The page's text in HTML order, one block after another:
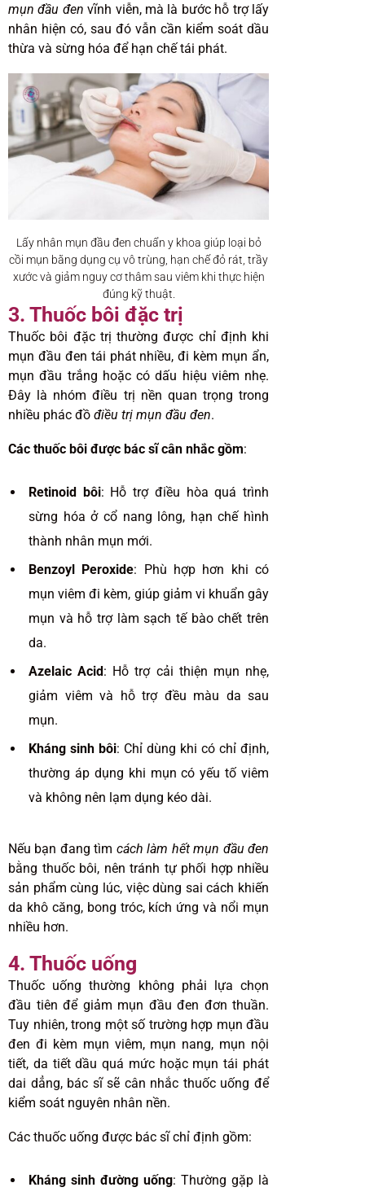
mụn đầu đen vĩnh viễn, mà là bước hỗ trợ lấy
nhân hiện có, sau đó vẫn cần kiểm soát dầu
thừa và sừng hóa để hạn chế tái phát.
Lấy nhân mụn đầu đen chuẩn y khoa giúp loại bỏ
cồi mụn bằng dụng cụ vô trùng, hạn chế đỏ rát, trầy
xước và giảm nguy cơ thâm sau viêm khi thực hiện
đúng kỹ thuật.
3. Thuốc bôi đặc trị
Thuốc bôi đặc trị thường được chỉ định khi
mụn đầu đen tái phát nhiều, đi kèm mụn ẩn,
mụn đầu trắng hoặc có dấu hiệu viêm nhẹ.
Đây là nhóm điều trị nền quan trọng trong
nhiều phác đồ điều trị mụn đầu đen.
Các thuốc bôi được bác sĩ cân nhắc gồm:
Retinoid bôi: Hỗ trợ điều hòa quá trình
sừng hóa ở cổ nang lông, hạn chế hình
thành nhân mụn mới.
Benzoyl Peroxide: Phù hợp hơn khi có
mụn viêm đi kèm, giúp giảm vi khuẩn gây
mụn và hỗ trợ làm sạch tế bào chết trên
da.
Azelaic Acid : Hỗ trợ cải thiện mụn nhẹ,
giảm viêm và hỗ trợ đều màu da sau
mụn.
Kháng sinh bôi: Chỉ dùng khi có chỉ định,
thường áp dụng khi mụn có yếu tố viêm
và không nên lạm dụng kéo dài.
Nếu bạn đang tìm cách làm hết mụn đầu đen
bằng thuốc bôi, nên tránh tự phối hợp nhiều
sản phẩm cùng lúc, việc dùng sai cách khiến
da khô căng, bong tróc, kích ứng và nổi mụn
nhiều hơn.
4. Thuốc uống
Thuốc uống thường không phải lựa chọn
đầu tiên để giảm mụn đầu đen đơn thuần.
Tuy nhiên, trong một số trường hợp mụn đầu
đen đi kèm mụn viêm, mụn nang, mụn nội
tiết, da tiết dầu quá mức hoặc mụn tái phát
dai dẳng, bác sĩ sẽ cân nhắc thuốc uống để
kiểm soát nguyên nhân nền.
Các thuốc uống được bác sĩ chỉ định gồm:
Kháng sinh đường uống: Thường gặp là